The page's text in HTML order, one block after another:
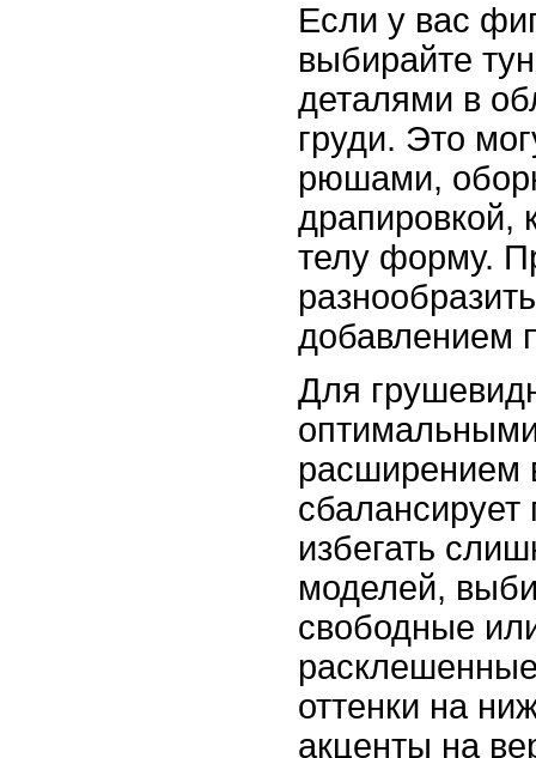
Если у вас
выбирайте
деталями в
груди. Это
рюшами,
драпировкой,
телу форму.
добавлением
Для
расширением
избегать
моделей,
свободные
оттенки на
акценты на